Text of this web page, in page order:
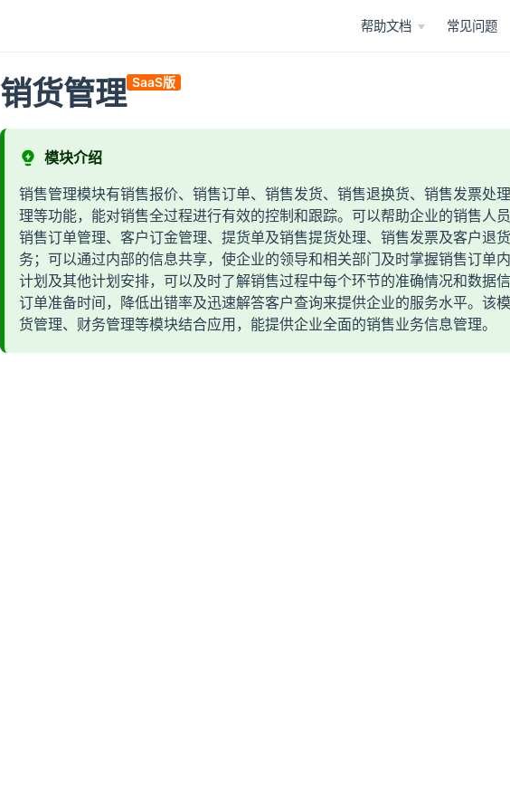
帮助文档 常见问题
销货管理 SaaS版
模块介绍
销售管理模块有销售报价、销售订单、销售发货、销售退换货、销售发票处
理等功能，能对销售全过程进行有效的控制和跟踪。可以帮助企业的销售人员
销售订单管理、客户订金管理、提货单及销售提货处理、销售发票及客户退
务；可以通过内部的信息共享，使企业的领导和相关部门及时掌握销售订单
计划及其他计划安排，可以及时了解销售过程中每个环节的准确情况和数据
订单准备时间，降低出错率及迅速解答客户查询来提供企业的服务水平。该
货管理、财务管理等模块结合应用，能提供企业全面的销售业务信息管理。